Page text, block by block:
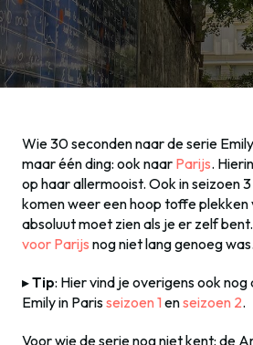
Wie 30 seconden naar de serie
maar één ding: ook naar Parijs.
op haar allermooist. Ook in seizoen
komen weer een hoop toffe plekken
absoluut moet zien als je er zelf
voor Parijs nog niet lang genoeg
▸Tip: Hier vind je overigens ook
Emily in Parisseizoen 1enseizoen 2.
Voor wie de serie nog niet kent: de